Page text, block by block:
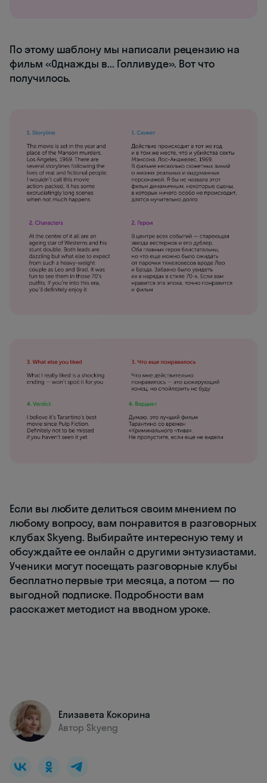
По этому шаблону мы написали рецензию на
фильм «Однажды в... Голливуде». Вот что
получилось.
Если вы любите делиться своим мнением по
любому вопросу, вам понравится в разговорных
клубах Skyeng. Выбирайте интересную тему и
обсуждайте ее онлайн с другими энтузиастами.
Ученики могут посещать разговорные клубы
бесплатно первые три месяца, а потом — по
выгодной подписке. Подробности вам
расскажет методист на вводном уроке.
Елизавета Кокорина
Автор Skyeng